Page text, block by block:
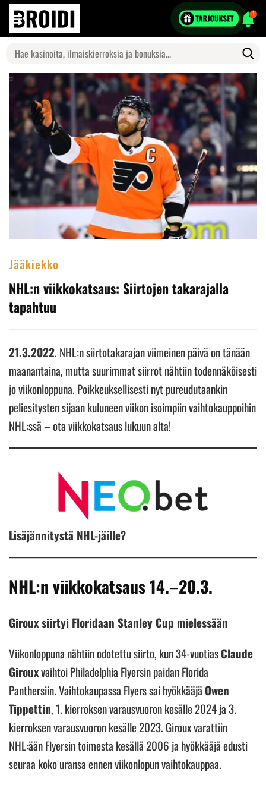
1
Search
for:
Jääkiekko
NHL:n viikkokatsaus: Siirtojen takarajalla
tapahtuu
21.3.2022. NHL:n siirtotakarajan viimeinen päivä on tänään
maanantaina, mutta suurimmat siirrot nähtiin todennäköisesti
jo viikonloppuna. Poikkeuksellisesti nyt pureudutaankin
peliesitysten sijaan kuluneen viikon isoimpiin vaihtokauppoihin
NHL:ssä – ota viikkokatsaus lukuun alta!
Lisäjännitystä NHL-jäille?
NHL:n viikkokatsaus 14.–20.3.
Giroux siirtyi Floridaan Stanley Cup mielessään
Viikonloppuna nähtiin odotettu siirto, kun 34-vuotiasClaude
Girouxvaihtoi Philadelphia Flyersin paidan Florida
Panthersiin. Vaihtokaupassa Flyers sai hyökkääjä Owen
Tippettin, 1. kierroksen varausvuoron kesälle 2024 ja 3.
kierroksen varausvuoron kesälle 2023. Giroux varattiin
NHL:ään Flyersin toimesta kesällä 2006 ja hyökkääjä edusti
seuraa koko uransa ennen viikonlopun vaihtokauppaa.